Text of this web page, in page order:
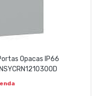
Opacas IP66